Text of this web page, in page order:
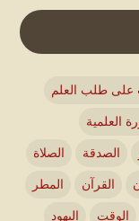
على طلب العلم
العلمية
الصدقة الصلاة
القرآن المطر
الوقت اليهود